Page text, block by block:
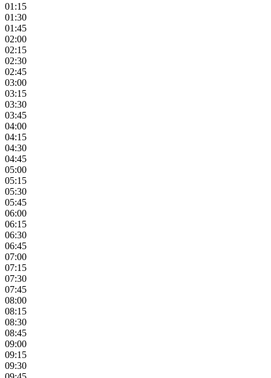
01:15
01:30
01:45
02:00
02:15
02:30
02:45
03:00
03:15
03:30
03:45
04:00
04:15
04:30
04:45
05:00
05:15
05:30
05:45
06:00
06:15
06:30
06:45
07:00
07:15
07:30
07:45
08:00
08:15
08:30
08:45
09:00
09:15
09:30